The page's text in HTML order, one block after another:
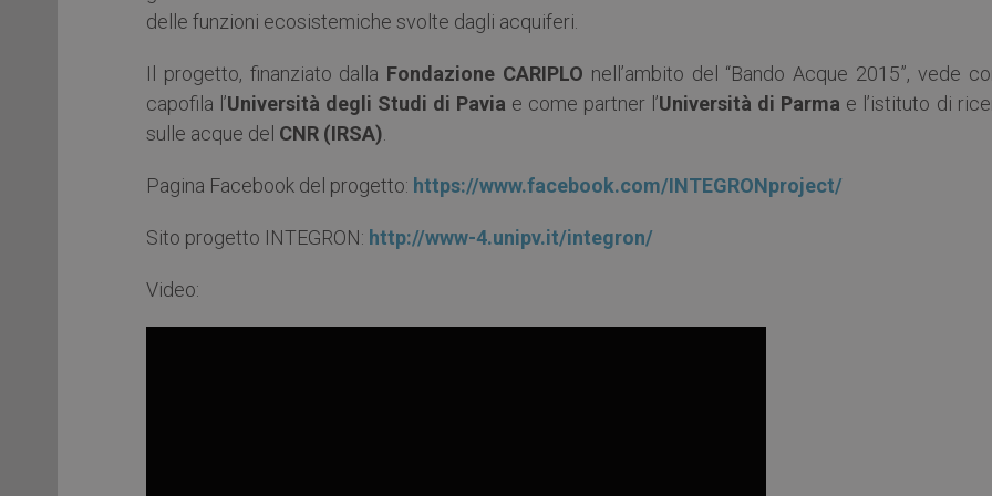
delle funzioni ecosistemiche svolte dagli acquiferi.
Il progetto, finanziato dalla Fondazione CARIPLO nell’ambito del “Bando Acque 2015”, vede
capofila l’Università degli Studi di Pavia e come partner l’Università di Parma e l’istituto di
sulle acque del CNR (IRSA)
Pagina Facebook del progetto: https://www.facebook.com/INTEGRONproject/
Sito progetto INTEGRON: http://www-4.unipv.it/integron/
Video: